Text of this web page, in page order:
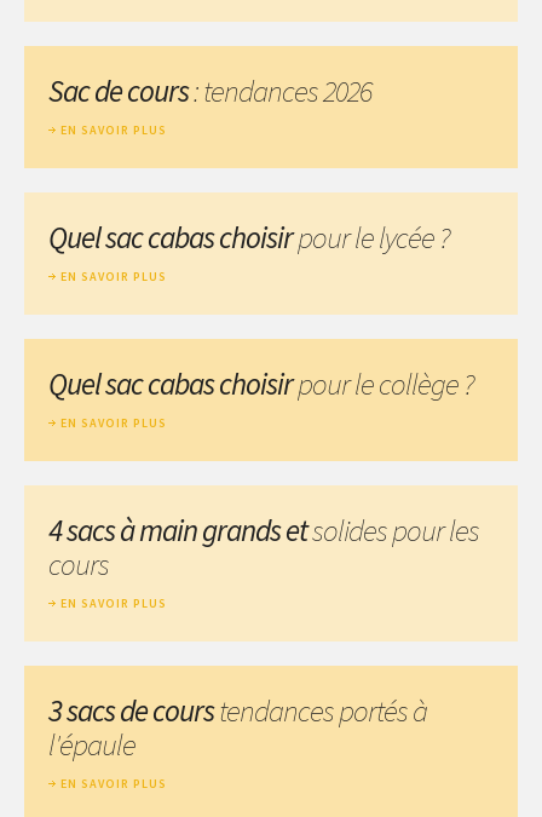
Sac de cours: tendances 2026
EN SAVOIR PLUS
Quel sac cabas choisirpour le lycée ?
EN SAVOIR PLUS
Quel sac cabas choisirpour le collège ?
EN SAVOIR PLUS
4 sacs à main grands etsolides pour les
cours
EN SAVOIR PLUS
3 sacs de courstendances portés à
l'épaule
EN SAVOIR PLUS